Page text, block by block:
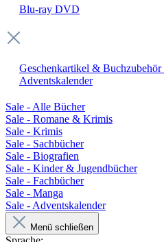
Blu-ray DVD
Geschenkartikel & Buchzubehör
Adventskalender
Sale - Alle Bücher
Sale - Romane & Krimis
Sale - Krimis
Sale - Sachbücher
Sale - Biografien
Sale - Kinder & Jugendbücher
Sale - Fachbücher
Sale - Manga
Sale - Adventskalender
Menü schließen